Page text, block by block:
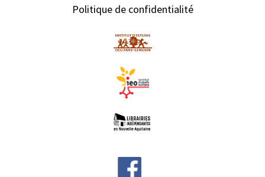
Politique de confidentialité